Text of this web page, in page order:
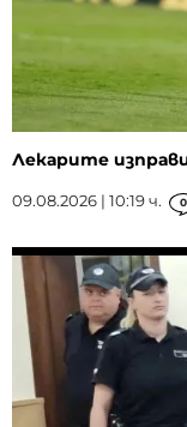
Лекарите
09.08.2026 | 10:19 ч. 0